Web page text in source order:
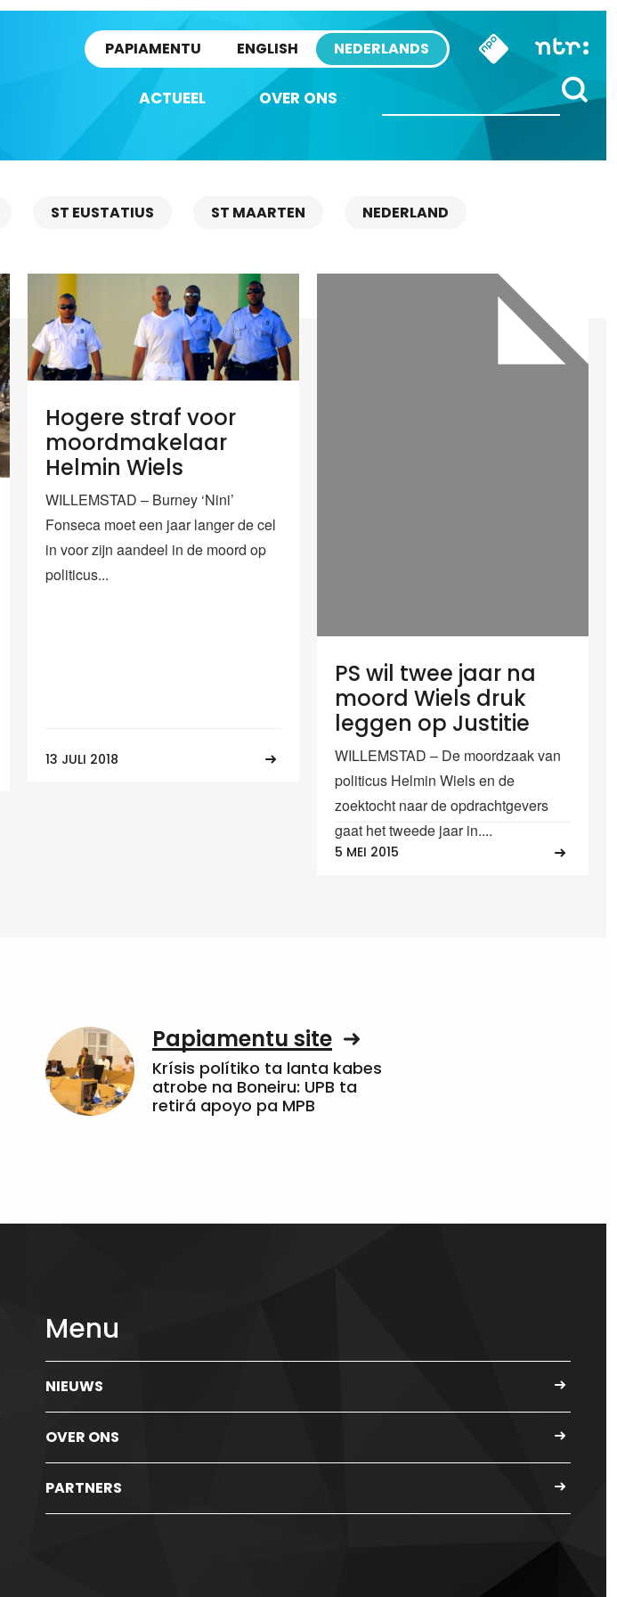
PAPIAMENTU ENGLISH NEDERLANDS
ACTUEEL OVER ONS
ST EUSTATIUS ST MAARTEN NEDERLAND
Hogere straf voor
moordmakelaar
Helmin Wiels
WILLEMSTAD – Burney ‘Nini’
Fonseca moet een jaar langer de cel
in voor zijn aandeel in de moord op
politicus...
13 JULI 2018
PS wil twee jaar na
moord Wiels druk
leggen op Justitie
WILLEMSTAD – De moordzaak van
politicus Helmin Wiels en de
zoektocht naar de opdrachtgevers
gaat het tweede jaar in....
5 MEI 2015
Papiamentu site
Krísis polítiko ta lanta kabes
atrobe na Boneiru: UPB ta
retirá apoyo pa MPB
Menu
NIEUWS
OVER ONS
PARTNERS